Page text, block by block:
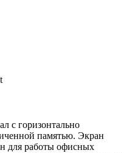
с горизонтально
памятью. Экран
для работы офисных